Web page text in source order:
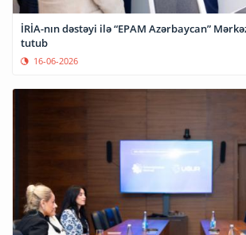
İRİA-nın dəstəyi ilə “EPAM Azərbaycan”
tutub
16-06-2026